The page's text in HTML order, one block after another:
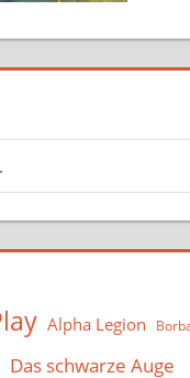
Alpha Legion
Das schwarze Auge